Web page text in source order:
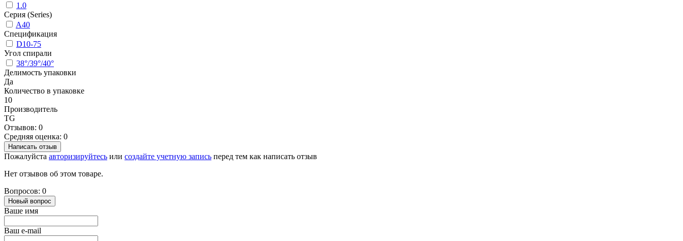
1.0
Серия (Series)
A40
Спецификация
D10-75
Угол спирали
38°/39°/40°
Делимость упаковки
Да
Количество в упаковке
10
Производитель
TG
Отзывов: 0
Средняя оценка: 0
Написать отзыв
Пожалуйста авторизируйтесь или создайте учетную запись перед тем как написать отзыв
Нет отзывов об этом товаре.
Вопросов: 0
Новый вопрос
Ваше имя
Ваш e-mail